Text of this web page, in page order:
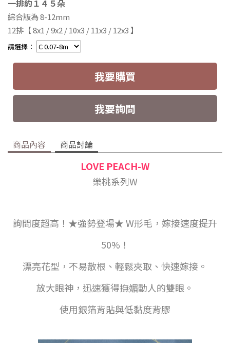
一排約１４５朵
綜合版為 8-12mm
12排 【 8x1 / 9x2 / 10x3 / 11x3 / 12x3 】
請選擇：
我要購買
我要詢問
商品內容 商品討論
LOVE PEACH-W
樂桃系列W
詢問度超高！ ★強勢登場★ W形毛，嫁接速度提升
50%！
漂亮花型，不易散根、輕鬆夾取、快速嫁接。
放大眼神，迅速獲得撫媚動人的雙眼。
使用銀箔背貼與低黏度背膠